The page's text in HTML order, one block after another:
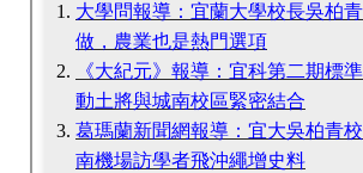
大學問報導：宜蘭大學校長吳柏
做，農業也是熱門選項
《大紀元》報導：宜科第二期標
動土將與城南校區緊密結合
葛瑪蘭新聞網報導：宜大吳柏青
南機場訪學者飛沖繩增史料